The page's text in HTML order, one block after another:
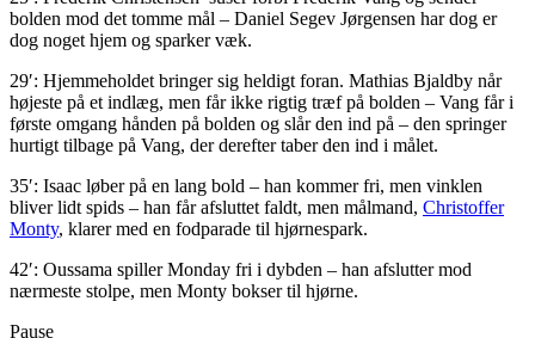
bolden mod det tomme mål – Daniel Segev Jørgensen har dog er
dog noget hjem og sparker væk.
29′: Hjemmeholdet bringer sig heldigt foran. Mathias Bjaldby når
højeste på et indlæg, men får ikke rigtig træf på bolden – Vang får i
første omgang hånden på bolden og slår den ind på – den springer
hurtigt tilbage på Vang, der derefter taber den ind i målet.
35′: Isaac løber på en lang bold – han kommer fri, men vinklen
bliver lidt spids – han får afsluttet faldt, men målmand, Christoffer
Monty, klarer med en fodparade til hjørnespark.
42′: Oussama spiller Monday fri i dybden – han afslutter mod
nærmeste stolpe, men Monty bokser til hjørne.
Pause